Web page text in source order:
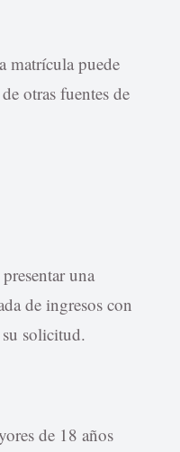
matrícula puede
otras fuentes de
una
de ingresos con
solicitud.
de 18 años